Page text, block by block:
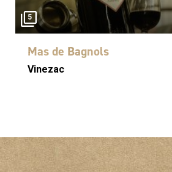
5
Mas de Bagnols
Vinezac